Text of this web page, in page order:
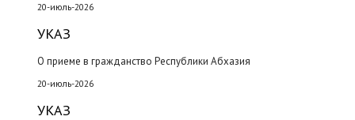
20-июль-2026
УКАЗ
О приеме в гражданство Республики Абхазия
20-июль-2026
УКАЗ